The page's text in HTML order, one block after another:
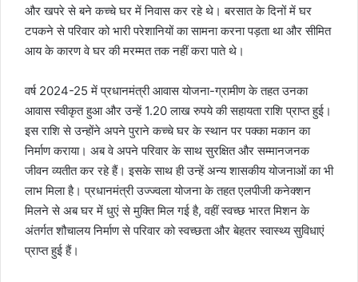
और खपरे से बने कच्चे घर में निवास कर रहे थे। बरसात के दिनों में घर
टपकने से परिवार को भारी परेशानियों का सामना करना पड़ता था और सीमित
आय के कारण वे घर की मरम्मत तक नहीं करा पाते थे।
वर्ष 2024-25 में प्रधानमंत्री आवास योजना-ग्रामीण के तहत उनका
आवास स्वीकृत हुआ और उन्हें 1.20 लाख रुपये की सहायता राशि प्राप्त हुई।
इस राशि से उन्होंने अपने पुराने कच्चे घर के स्थान पर पक्का मकान का
निर्माण कराया। अब वे अपने परिवार के साथ सुरक्षित और सम्मानजनक
जीवन व्यतीत कर रहे हैं। इसके साथ ही उन्हें अन्य शासकीय योजनाओं का भी
लाभ मिला है। प्रधानमंत्री उज्ज्वला योजना के तहत एलपीजी कनेक्शन
मिलने से अब घर में धुएं से मुक्ति मिल गई है, वहीं स्वच्छ भारत मिशन के
अंतर्गत शौचालय निर्माण से परिवार को स्वच्छता और बेहतर स्वास्थ्य सुविधाएं
प्राप्त हुई हैं।